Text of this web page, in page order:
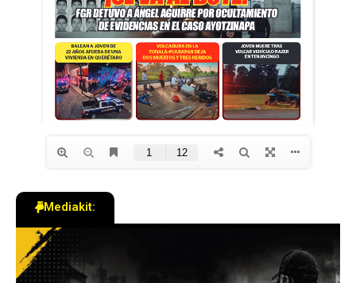
Mediakit: